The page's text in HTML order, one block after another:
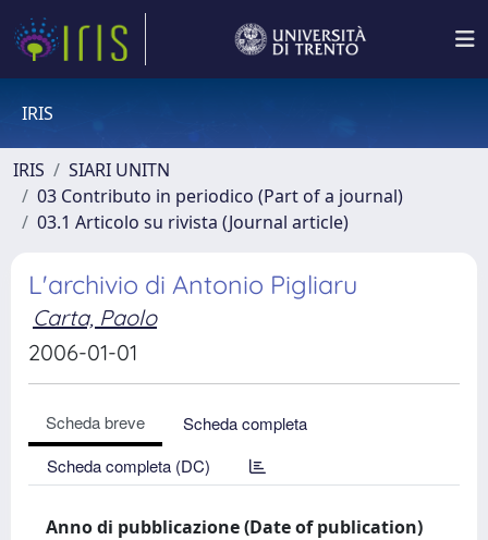
IRIS
IRIS
SIARI UNITN
03 Contributo in periodico (Part of a journal)
03.1 Articolo su rivista (Journal article)
L'archivio di Antonio Pigliaru
Carta, Paolo
2006-01-01
Scheda breve
Scheda completa
Scheda completa (DC)
Anno di pubblicazione (Date of publication)